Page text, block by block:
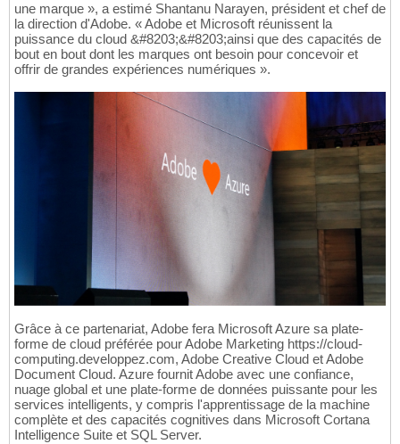
une marque », a estimé Shantanu Narayen, président et chef de
la direction d'Adobe. « Adobe et Microsoft réunissent la
puissance du cloud &#8203;&#8203;ainsi que des capacités de
bout en bout dont les marques ont besoin pour concevoir et
offrir de grandes expériences numériques ».
Grâce à ce partenariat, Adobe fera Microsoft Azure sa plate-
forme de cloud préférée pour Adobe Marketing https://cloud-
computing.developpez.com, Adobe Creative Cloud et Adobe
Document Cloud. Azure fournit Adobe avec une confiance,
nuage global et une plate-forme de données puissante pour les
services intelligents, y compris l'apprentissage de la machine
complète et des capacités cognitives dans Microsoft Cortana
Intelligence Suite et SQL Server.